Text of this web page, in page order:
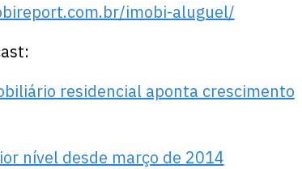
imobi-aluguel/
residencial aponta crescimento
nível desde março de 2014